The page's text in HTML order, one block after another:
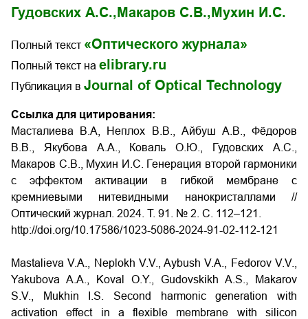
Гудовских А.С., Макаров С.В., Мухин И.С.
Полный текст «Оптического журнала»
Полный текст на elibrary.ru
Публикация в Journal of Optical Technology
Ссылка для цитирования:
Масталиева В.А, Неплох В.В., Айбуш А.В., Фёдоров
В.В., Якубова А.А., Коваль О.Ю., Гудовских А.С.,
Макаров С.В., Мухин И.С. Генерация второй гармоники
c эффектом активации в гибкой мембране с
кремниевыми нитевидными нанокристаллами //
Оптический журнал. 2024. Т. 91. № 2. С . 112–121.
http://doi.org/10.17586/1023-5086-2024-91-02-112-121
Mastalieva V.A., Neplokh V.V., Aybush V.A., Fedorov V.V.,
Yakubova A.A., Koval O.Y., Gudovskikh A.S., Makarov
S.V., Mukhin I.S. Second harmonic generation with
activation effect in a flexible membrane with silicon